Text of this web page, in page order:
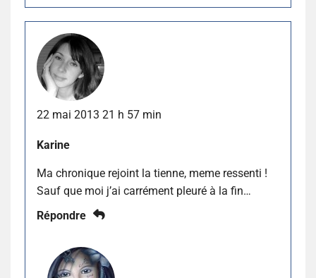
22 mai 2013 21 h 57 min
Karine
Ma chronique rejoint la tienne, meme ressenti !
Sauf que moi j’ai carrément pleuré à la fin…
Répondre